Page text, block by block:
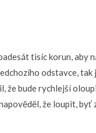
tisíc korun, aby
odstavce,
že bude rychlejší
že loupit, byť